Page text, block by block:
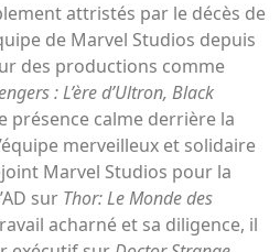
attristés par le décès de
de Marvel Studios depuis
des productions comme
: L’ère d’Ultron, Black
présence calme derrière la
merveilleux et solidaire
Marvel Studios pour la
sur Thor: Le Monde des
acharné et sa diligence, il